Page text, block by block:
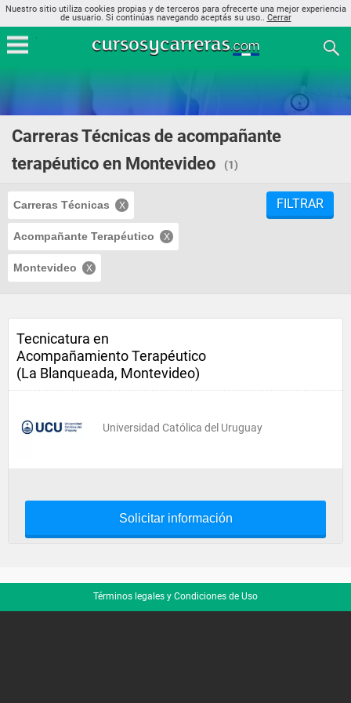
Nuestro sitio utiliza cookies propias y de terceros para ofrecerte una mejor experiencia
de usuario. Si continúas navegando aceptás su uso.. Cerrar
Carreras Técnicas de acompañante
terapéutico en Montevideo
(1)
Carreras Técnicas
Acompañante Terapéutico
Montevideo
FILTRAR
Tecnicatura en
Acompañamiento Terapéutico
(La Blanqueada, Montevideo)
Universidad Católica del Uruguay
Solicitar información
Términos legales y Condiciones de Uso